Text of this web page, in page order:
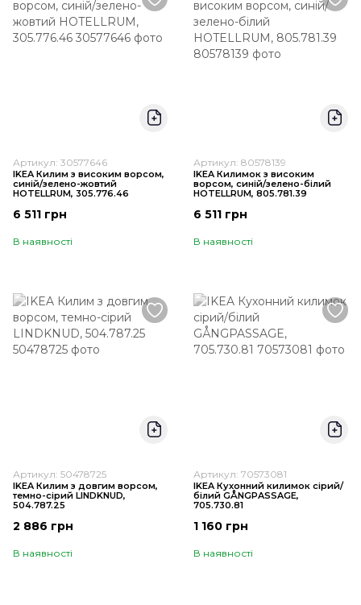
Артикул: 30577646
IKEA Килим з високим ворсом,
синій/зелено-жовтий
HOTELLRUM, 305.776.46
6 511 грн
В наявності
Артикул: 80578139
IKEA Килимок з високим
ворсом, синій/зелено-білий
HOTELLRUM, 805.781.39
6 511 грн
В наявності
Артикул: 50478725
IKEA Килим з довгим ворсом,
темно-сірий LINDKNUD,
504.787.25
2 886 грн
В наявності
Артикул: 70573081
IKEA Кухонний килимок сірий/
білий GÅNGPASSAGE,
705.730.81
1 160 грн
В наявності